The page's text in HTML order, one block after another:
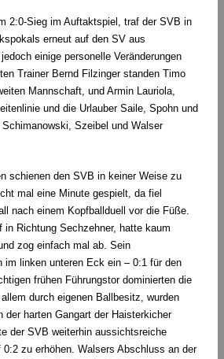
2:0-Sieg im Auftaktspiel, traf der SVB in
erneut auf den SV aus
einige personelle Veränderungen
Trainer Bernd Filzinger standen Timo
Mannschaft, und Armin Lauriola,
und die Urlauber Saile, Spohn und
Schimanowski, Szeibel und Walser
schienen den SVB in keiner Weise zu
mal eine Minute gespielt, da fiel
nach einem Kopfballduell vor die Füße.
in Richtung Sechzehner, hatte kaum
zog einfach mal ab. Sein
im linken unteren Eck ein – 0:1 für den
frühen Führungstor dominierten die
durch eigenen Ballbesitz, wurden
der harten Gangart der Haisterkicher
der SVB weiterhin aussichtsreiche
zu erhöhen. Walsers Abschluss an der